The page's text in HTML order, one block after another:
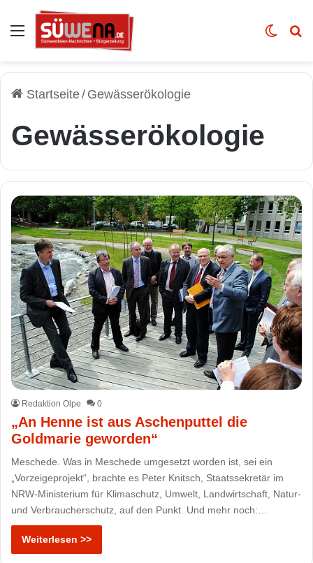
Auswahl Skin
Startseite/ Gewässerökologie
Gewässerökologie
Redaktion Olpe 0
„An Henne ist aus Aschenputtel die
Goldmarie geworden“
Meschede. Was in Meschede umgesetzt worden ist, sei ein
„Vorzeigeprojekt“, brachte es Peter Knitsch, Staatssekretär im
NRW-Ministerium für Klimaschutz, Umwelt, Landwirtschaft, Natur-
und Verbraucherschutz, auf den Punkt. Und mehr noch:…
Weiterlesen >>